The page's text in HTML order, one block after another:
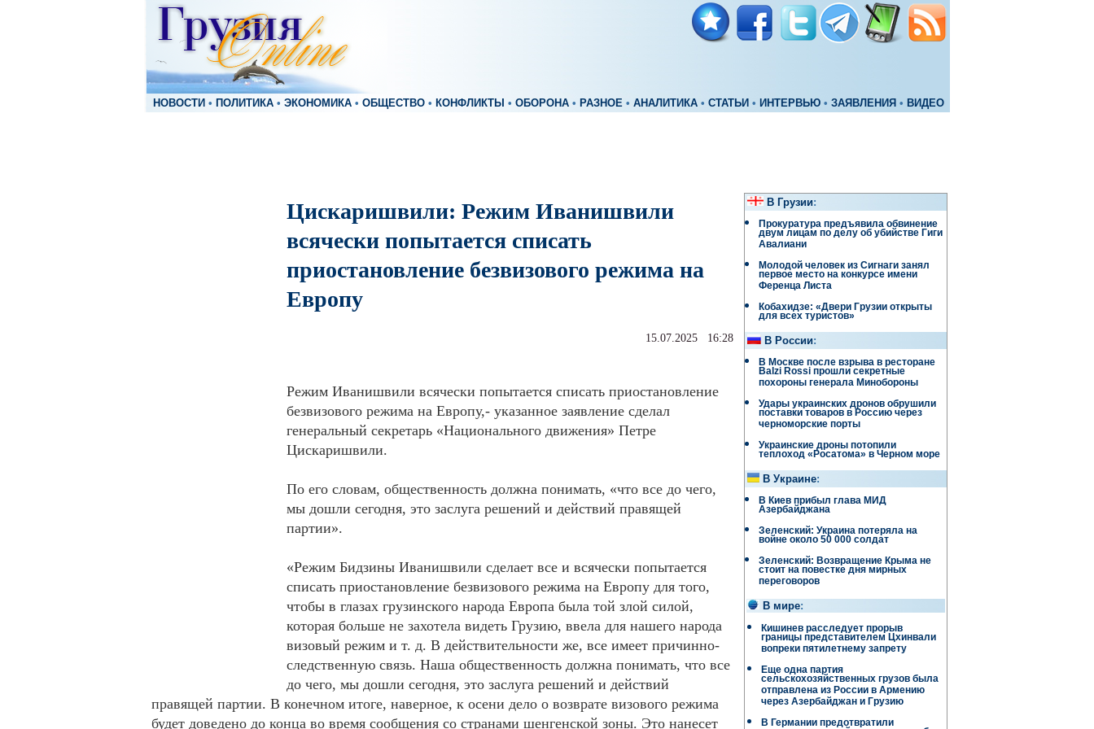
НОВОСТИ • ПОЛИТИКА • ЭКОНОМИКА • ОБЩЕСТВО • КОНФЛИКТЫ • ОБОРОНА • РАЗНОЕ • АНАЛИТИКА • СТАТЬИ • ИНТЕРВЬЮ • ЗАЯВЛЕНИЯ • ВИДЕО
Цискаришвили: Режим Иванишвили
всячески попытается списать
приостановление безвизового режима на
Европу
15.07.2025 16:28
Режим Иванишвили всячески попытается списать приостановление
безвизового режима на Европу,- указанное заявление сделал
генеральный секретарь «Национального движения» Петре
Цискаришвили.
По его словам, общественность должна понимать, «что все до чего,
мы дошли сегодня, это заслуга решений и действий правящей
партии».
«Режим Бидзины Иванишвили сделает все и всячески попытается
списать приостановление безвизового режима на Европу для того,
чтобы в глазах грузинского народа Европа была той злой силой,
которая больше не захотела видеть Грузию, ввела для нашего народа
визовый режим и т. д. В действительности же, все имеет причинно-
следственную связь. Наша общественность должна понимать, что все
до чего, мы дошли сегодня, это заслуга решений и действий
правящей партии. В конечном итоге, наверное, к осени дело о возврате визового режима
будет доведено до конца во время сообщения со странами шенгенской зоны. Это нанесет
В Грузии:
Прокуратура предъявила обвинение
двум лицам по делу об убийстве Гиги
Авалиани
Молодой человек из Сигнаги занял
первое место на конкурсе имени
Ференца Листа
Кобахидзе: «Двери Грузии открыты
для всех туристов»
В России:
В Москве после взрыва в ресторане
Balzi Rossi прошли секретные
похороны генерала Минобороны
Удары украинских дронов обрушили
поставки товаров в Россию через
черноморские порты
Украинские дроны потопили
теплоход «Росатома» в Черном море
В Украине:
В Киев прибыл глава МИД
Азербайджана
Зеленский: Украина потеряла на
войне около 50 000 солдат
Зеленский: Возвращение Крыма не
стоит на повестке дня мирных
переговоров
В мире:
Кишинев расследует прорыв
границы представителем Цхинвали
вопреки пятилетнему запрету
Еще одна партия
сельскохозяйственных грузов была
отправлена ​​из России в Армению
через Азербайджан и Грузию
В Германии предотвратили